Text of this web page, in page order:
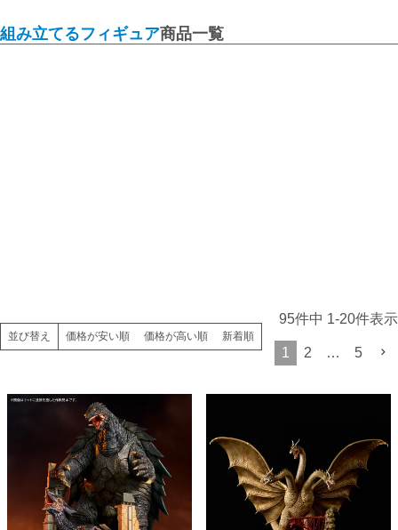
組み立てるフィギュア商品一覧
並び替え 価格が安い順 価格が高い順 新着順
95件中 1-20件表示
1 2 … 5